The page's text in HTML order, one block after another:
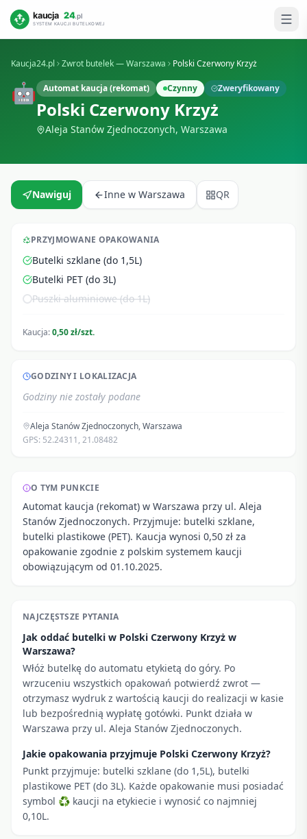
Kaucja24.pl Zwrot butelek —Warszawa Polski Czerwony Krzyż
🤖 Automat kaucja (rekomat) Czynny Zweryfikowany
Polski Czerwony Krzyż
Aleja Stanów Zjednoczonych, Warszawa
Nawiguj Inne w Warszawa QR
PRZYJMOWANE OPAKOWANIA
Butelki szklane (do 1,5L)
Butelki PET (do 3L)
Puszki aluminiowe (do 1L)
Kaucja:0,50 zł/szt.
GODZINY I LOKALIZACJA
Godziny nie zostały podane
Aleja Stanów Zjednoczonych,Warszawa
GPS: 52.24311, 21.08482
O TYM PUNKCIE
Automat kaucja (rekomat) w Warszawa przy ul. Aleja
Stanów Zjednoczonych. Przyjmuje: butelki szklane,
butelki plastikowe (PET). Kaucja wynosi 0,50 zł za
opakowanie zgodnie z polskim systemem kaucji
obowiązującym od 01.10.2025.
NAJCZĘSTSZE PYTANIA
Jak oddać butelki w Polski Czerwony Krzyż w
Warszawa?
Włóż butelkę do automatu etykietą do góry. Po
wrzuceniu wszystkich opakowań potwierdź zwrot —
otrzymasz wydruk z wartością kaucji do realizacji w kasie
lub bezpośrednią wypłatę gotówki. Punkt działa w
Warszawa przy ul. Aleja Stanów Zjednoczonych.
Jakie opakowania przyjmuje Polski Czerwony Krzyż?
Punkt przyjmuje: butelki szklane (do 1,5L), butelki
plastikowe PET (do 3L). Każde opakowanie musi posiadać
symbol ♻ kaucji na etykiecie i wynosić co najmniej
0,10L.